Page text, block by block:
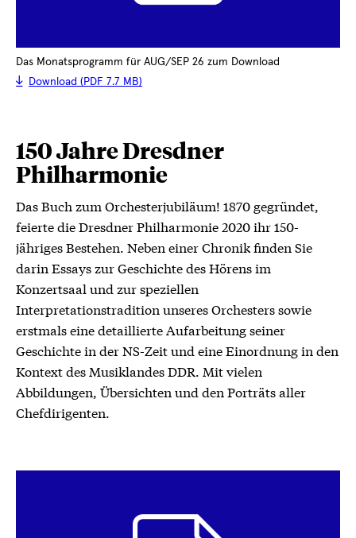
Das Monatsprogramm für AUG/SEP 26 zum Download
Download (PDF 7.7 MB)
150 Jahre Dresdner
Philharmonie
Das Buch zum Orchesterjubiläum! 1870 gegründet,
feierte die Dresdner Philharmonie 2020 ihr 150-
jähriges Bestehen. Neben einer Chronik finden Sie
darin Essays zur Geschichte des Hörens im
Konzertsaal und zur speziellen
Interpretationstradition unseres Orchesters sowie
erstmals eine detaillierte Aufarbeitung seiner
Geschichte in der NS-Zeit und eine Einordnung in den
Kontext des Musiklandes DDR. Mit vielen
Abbildungen, Übersichten und den Porträts aller
Chefdirigenten.